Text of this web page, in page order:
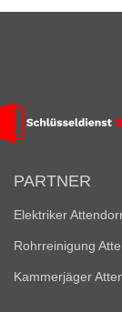
PARTNER
Elektriker
Rohrreinigung
Kammerjäger